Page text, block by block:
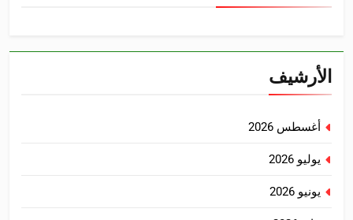
الأرشيف
أغسطس 2026
يوليو 2026
يونيو 2026